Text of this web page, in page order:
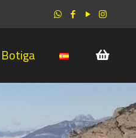
Botiga